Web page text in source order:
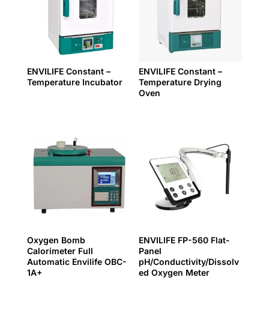
ENVILIFE Constant –
Temperature Incubator
ENVILIFE Constant –
Temperature Drying
Oven
Oxygen Bomb
Calorimeter Full
Automatic Envilife OBC-
1A+
ENVILIFE FP-560 Flat-
Panel
pH/Conductivity/Dissolv
ed Oxygen Meter